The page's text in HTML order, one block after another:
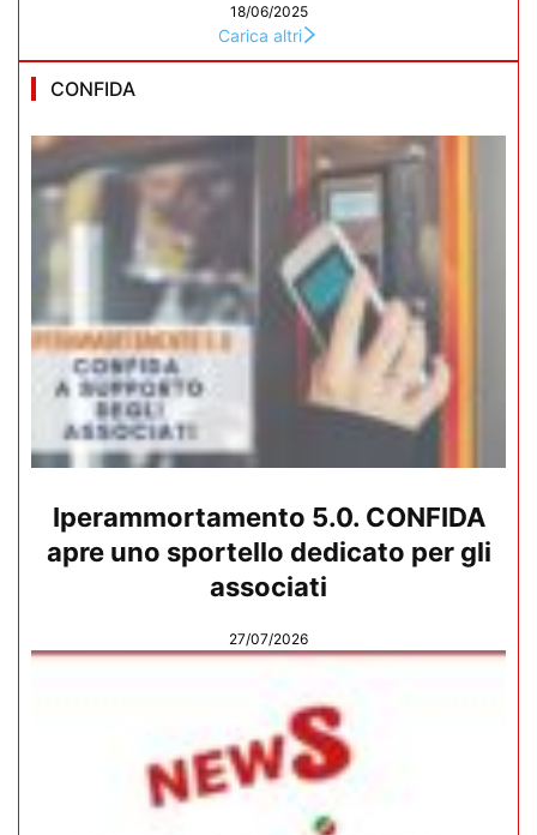
18/06/2025
Carica altri
CONFIDA
Iperammortamento 5.0. CONFIDA
apre uno sportello dedicato per gli
associati
27/07/2026